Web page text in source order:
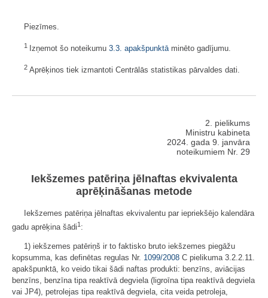
Piezīmes.
1 Izņemot šo noteikumu 3.3. apakšpunktāminēto gadījumu.
2 Aprēķinos tiek izmantoti Centrālās statistikas pārvaldes dati.
2. pielikums
Ministru kabineta
2024. gada 9. janvāra
noteikumiem Nr. 29
Iekšzemes patēriņa jēlnaftas ekvivalenta
aprēķināšanas metode
Iekšzemes patēriņa jēlnaftas ekvivalentu par iepriekšējo kalendāra
gadu aprēķina šādi1 :
1) iekšzemes patēriņš ir to faktisko bruto iekšzemes piegāžu
kopsumma, kas definētas regulas Nr. 1099/2008 C pielikuma 3.2.2.11.
apakšpunktā, ko veido tikai šādi naftas produkti: benzīns, aviācijas
benzīns, benzīna tipa reaktīvā degviela (ligroīna tipa reaktīvā degviela
vai JP4), petrolejas tipa reaktīvā degviela, cita veida petroleja,